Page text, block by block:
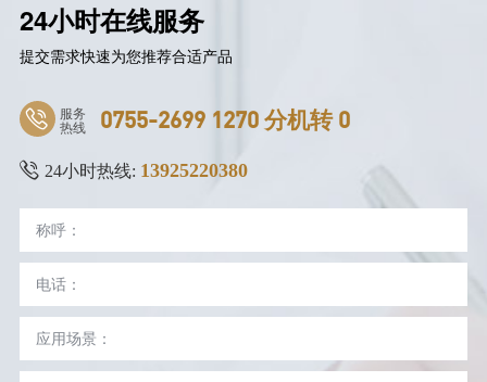
24小时在线服务
提交需求快速为您推荐合适产品
服务
热线 0755-2699 1270 分机转 0
24小时热线: 13925220380